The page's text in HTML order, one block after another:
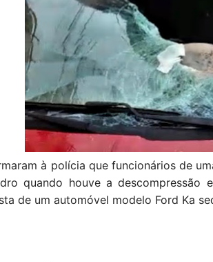
à polícia que funcionários de
quando houve a
de um automóvel modelo Ford Ka